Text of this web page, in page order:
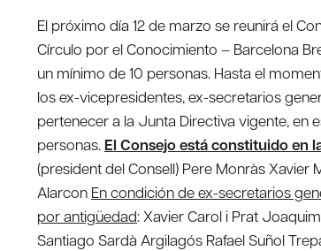
El próximo día 12 de marzo se reunirá el
Círculo por el Conocimiento – Barcelona
un mínimo de 10 personas. Hasta el
los ex-vicepresidentes, ex-secretarios
pertenecer a la Junta Directiva vigente, en
personas. El Consejo está constituido en
(president del Consell) Pere Monràs Xavier
Alarcon En condición de ex-secretarios
por antigüedad:Xavier Carol i Prat
Santiago Sardà Argilagós Rafael Suñol